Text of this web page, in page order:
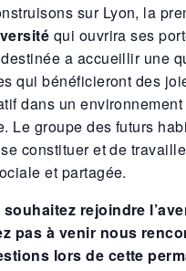
sur Lyon, la
qui ouvrira ses
a accueillir une
qui bénéficieront des
dans un
Le groupe des futurs
constituer et de
et partagée.
rejoindre
pas à venir nous
lors de cette